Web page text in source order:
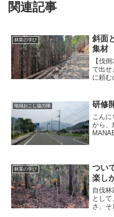
関連記事
林業の学び
斜面
集材
【伐
で出せ
に頼む
かやっ
【想
地域おこし協力隊 研修
こんに
から、
有林に
林業の学び
つい
楽し
自伐林
とし
さ、そ